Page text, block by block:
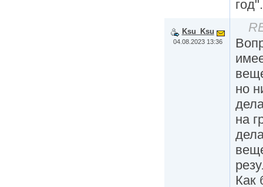
год".
Ksu_Ksu
04.08.2023 13:36
но
на
Как